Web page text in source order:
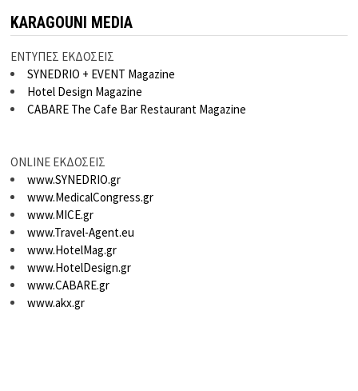
KARAGOUNI MEDIA
ΕΝΤΥΠΕΣ ΕΚΔΟΣΕΙΣ
SYNEDRIO + EVENT Magazine
Hotel Design Magazine
CABARE The Cafe Bar Restaurant Magazine
ONLINE ΕΚΔΟΣΕΙΣ
www.SYNEDRIO.gr
www.MedicalCongress.gr
www.MICE.gr
www.Travel-Agent.eu
www.HotelMag.gr
www.HotelDesign.gr
www.CABARE.gr
www.akx.gr